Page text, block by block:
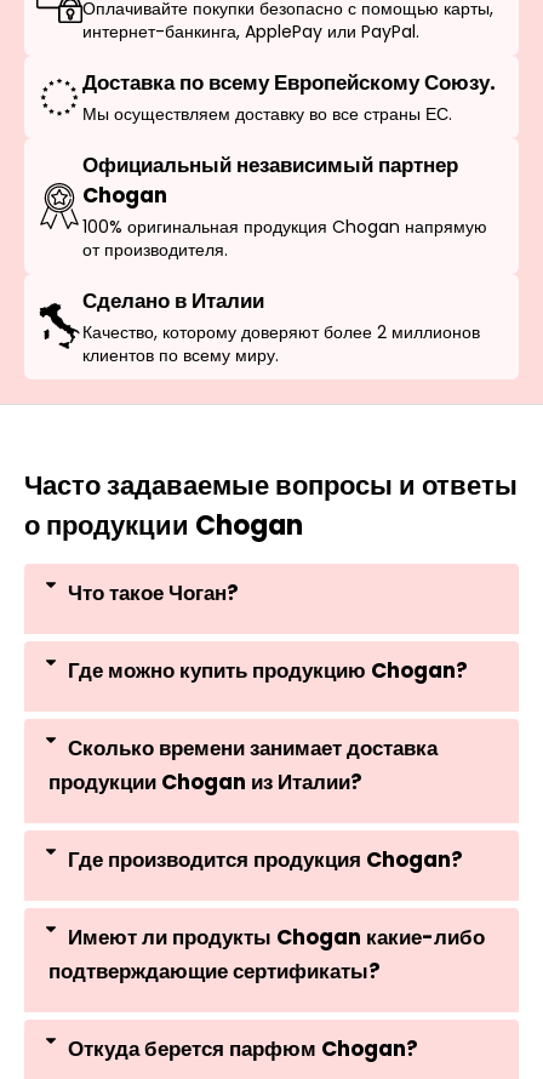
Оплачивайте покупки безопасно с помощью карты,
интернет-банкинга, ApplePay или PayPal.
Доставка по всему Европейскому Союзу.
Мы осуществляем доставку во все страны ЕС.
Официальный независимый партнер
Chogan
100% оригинальная продукция Chogan напрямую
от производителя.
Сделано в Италии
Качество, которому доверяют более 2 миллионов
клиентов по всему миру.
Часто задаваемые вопросы и ответы
о продукции Chogan
Что такое Чоган?
Где можно купить продукцию Chogan?
Сколько времени занимает доставка
продукции Chogan из Италии?
Где производится продукция Chogan?
Имеют ли продукты Chogan какие-либо
подтверждающие сертификаты?
Откуда берется парфюм Chogan?